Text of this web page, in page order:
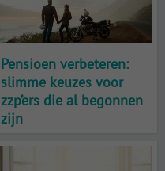
Pensioen verbeteren:
slimme keuzes voor
zzp’ers die al begonnen
zijn